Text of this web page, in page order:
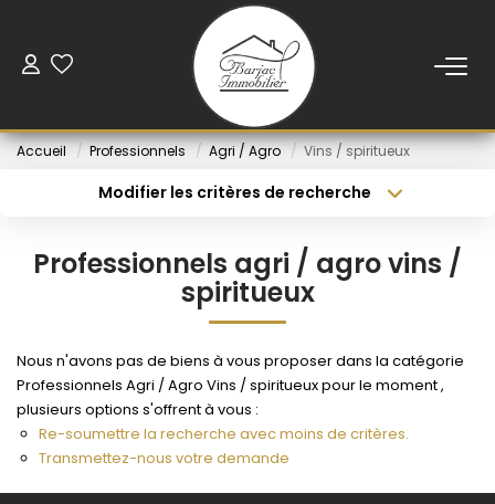
ACCUEIL
VENDUS
NOS AGENCES
ESTIMATION
Accueil Professionnels Agri / Agro Vins / spiritueux
Modifier les critères de recherche
Type de bien
Budget min
Plus de critères Créer une alerte
Professionnels agri / agro vins /
spiritueux
Nous n'avons pas de biens à vous proposer dans la catégorie
Professionnels Agri / Agro Vins / spiritueux pour le moment ,
plusieurs options s'offrent à vous :
Re-soumettre la recherche avec moins de critères.
Transmettez-nous votre demande